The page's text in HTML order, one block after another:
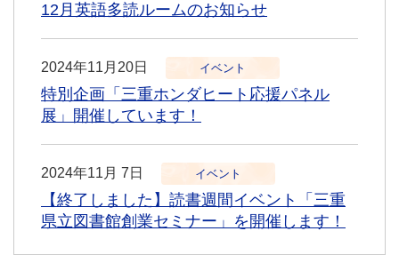
12月英語多読ルームのお知らせ
2024年11月20日 イベント
特別企画「三重ホンダヒート応援パネル
展」開催しています！
2024年11月 7日 イベント
【終了しました】読書週間イベント「三重
県立図書館創業セミナー」を開催します！